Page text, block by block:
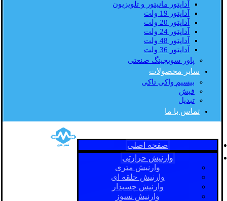
آداپتور مانیتور و تلویزیون
آداپتور 19 ولت
آداپتور 20 ولت
آداپتور 24 ولت
آداپتور 48 ولت
آداپتور 36 ولت
پاور سویچینگ صنعتی
سایر محصولات
بیسیم واکی تاکی
فیش
تبدیل
تماس با ما
صفحه اصلی
وارنیش حرارتی
وارنیش متری
وارنیش حلقه ای
وارنیش چسبدار
وارنیش نسوز